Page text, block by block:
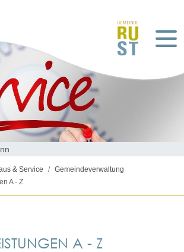
& Service
Gemeindeverwaltung
A - Z
A - Z